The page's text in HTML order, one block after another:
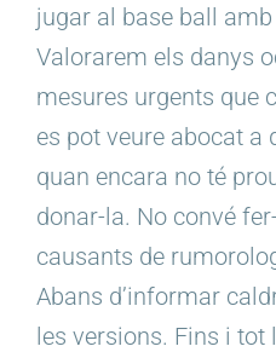
jugar al base ball
Valorarem els danys
mesures urgents que
es pot veure abocat a
quan encara no té
donar-la. No convé
causants de
Abans d’informar
les versions. Fins i tot